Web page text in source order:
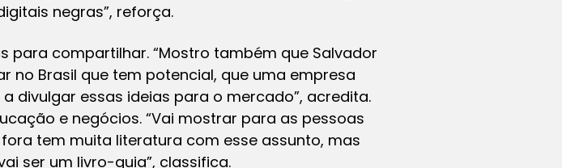
negras”, reforça.
para compartilhar. “Mostro também que Salvador
no Brasil que tem potencial, que uma empresa
divulgar essas ideias para o mercado”, acredita.
e negócios. “Vai mostrar para as pessoas
tem muita literatura com esse assunto, mas
ser um livro-guia”, classifica.